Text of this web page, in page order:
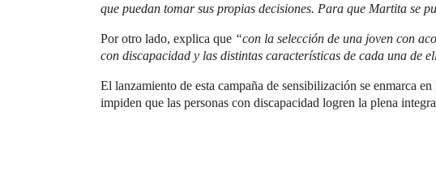
que puedan tomar sus propias decisiones. Para que Martita se
Por otro lado, explica que “con la selección de una joven con
con discapacidad y las distintas características de cada una de
El lanzamiento de esta campaña de sensibilización se enmarca
impiden que las personas con discapacidad logren la plena